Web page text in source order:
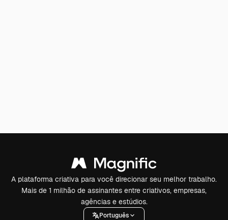
A plataforma criativa para você direcionar seu melhor trabalho.
Mais de 1 milhão de assinantes entre criativos, empresas,
agências e estúdios.
Português